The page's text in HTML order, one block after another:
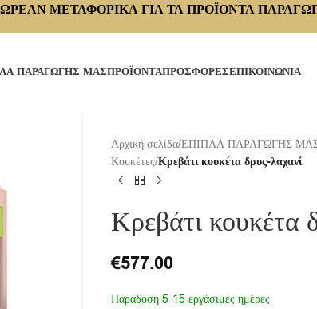
ΜΕΤΑΦΟΡΙΚΑ ΓΙΑ ΤΑ ΠΡΟΪΟΝΤΑ
ΠΑΡΑΓΩΓΗΣ ΜΑΣΠΡΟΪΟΝΤΑΠΡΟΣΦΟΡΕΣΕΠΙΚΟΙΝΩΝΙΑ
Αρχική σελίδα/ΕΠΙΠΛΑ ΠΑΡΑΓΩΓΗΣ
Κουκέτες/Κρεβάτι κουκέτα δρυς-λαχανί
Κρεβάτι κουκέτα
€577.00
Παράδοση 5-15 εργάσιμες ημέρες